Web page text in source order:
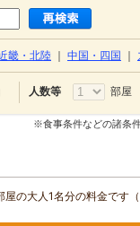
畿・北陸 中国・四国
人数等 部屋
※食事条件などの諸条
屋の大人1名分の料金です